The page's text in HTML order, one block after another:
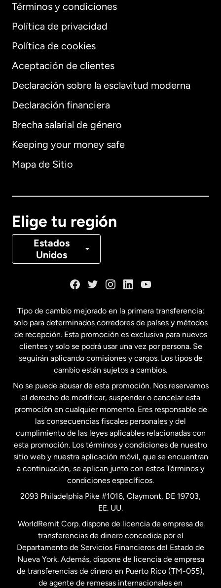
Términos y condiciones
Política de privacidad
Política de cookies
Aceptación de clientes
Declaración sobre la esclavitud moderna
Declaración financiera
Brecha salarial de género
Keeping your money safe
Mapa de Sitio
Elige tu región
Estados
Unidos
Internacional English
Alemania
Canadá Français
Estados Unidos English
Estados Unidos Español
Francia
Malasia
Nueva Zelanda
Países Bajos
Suecia
Tipo de cambio mejorado en la primera transferencia:
solo para determinados corredores de países y métodos
de recepción. Esta promoción es exclusiva para nuevos
clientes y solo se podrá usar una vez por persona. Se
seguirán aplicando comisiones y cargos. Los tipos de
cambio están sujetos a cambios.
No se puede abusar de esta promoción. Nos reservamos
el derecho de modificar, suspender o cancelar esta
promoción en cualquier momento. Eres responsable de
las consecuencias fiscales personales y del
cumplimiento de las leyes aplicables relacionadas con
esta promoción. Los términos y condiciones de nuestro
sitio web y nuestra aplicación móvil, que se encuentran
a continuación, se aplican junto con estos Términos y
condiciones específicos.
2093 Philadelphia Pike #1016, Claymont, DE 19703,
EE. UU.
WorldRemit Corp. dispone de licencia de empresa de
transferencias de dinero concedida por el
Departamento de Servicios Financieros del Estado de
Nueva York. Además, dispone de licencia de empresa
de transferencias de dinero en Puerto Rico (TM-055),
de agente de remesas internacionales en